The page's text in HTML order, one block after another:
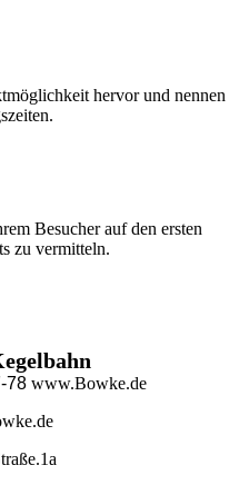
hervor und nennen
Besucher auf den ersten
zu vermitteln.
78www.Bowke.de